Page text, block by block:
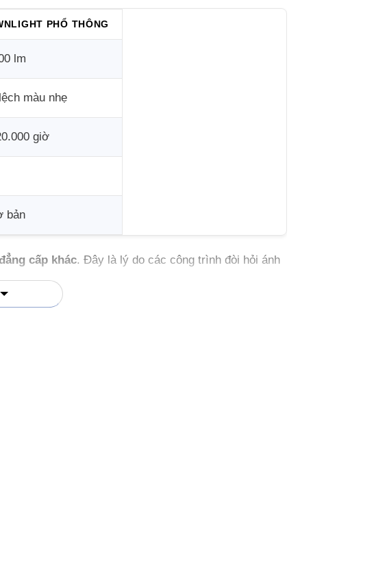
PHỔ THÔNG
lm
màu nhẹ
giờ
bản
cấp khác. Đây là lý do các công trình đòi hỏi ánh
nhanh) ✔